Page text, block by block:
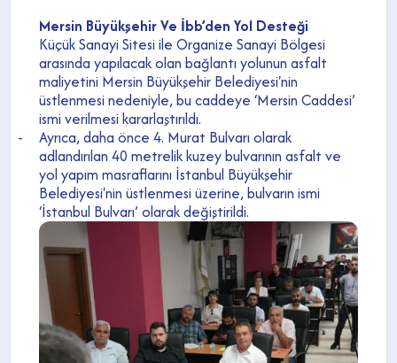
Mersin Büyükşehir Ve İbb’den Yol Desteği
Küçük Sanayi Sitesi ile Organize Sanayi Bölgesi
arasında yapılacak olan bağlantı yolunun asfalt
maliyetini Mersin Büyükşehir Belediyesi'nin
üstlenmesi nedeniyle, bu caddeye ‘Mersin Caddesi’
ismi verilmesi kararlaştırıldı.
-
Ayrıca, daha önce 4. Murat Bulvarı olarak
adlandırılan 40 metrelik kuzey bulvarının asfalt ve
yol yapım masraflarını İstanbul Büyükşehir
Belediyesi'nin üstlenmesi üzerine, bulvarın ismi
‘İstanbul Bulvarı’ olarak değiştirildi.